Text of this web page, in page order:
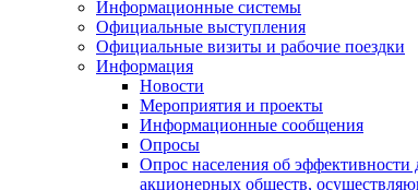
Информационные системы
Официальные выступления
Официальные визиты и рабочие поездки
Информация
Новости
Мероприятия и проекты
Информационные сообщения
Опросы
Опрос населения об
акционерных обществ,